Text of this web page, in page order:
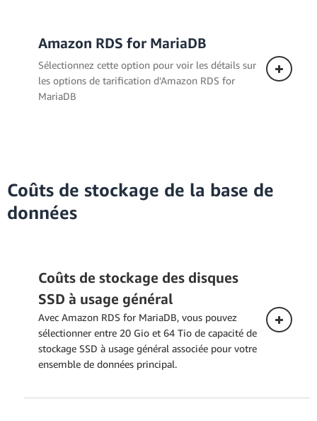
Amazon RDS for MariaDB
Sélectionnez cette option pour voir les détails sur
les options de tarification d'Amazon RDS for
MariaDB
Coûts de stockage de la base de
données
Coûts de stockage des disques
SSD à usage général
Avec Amazon RDS for MariaDB, vous pouvez
sélectionner entre 20 Gio et 64 Tio de capacité de
stockage SSD à usage général associée pour votre
ensemble de données principal.